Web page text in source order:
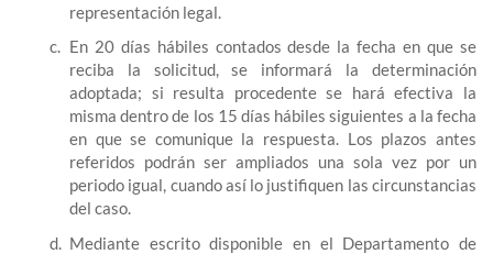
representación legal.
En 20 días hábiles contados desde la fecha en que se
reciba la solicitud, se informará la determinación
adoptada; si resulta procedente se hará efectiva la
misma dentro de los 15 días hábiles siguientes a la fecha
en que se comunique la respuesta. Los plazos antes
referidos podrán ser ampliados una sola vez por un
periodo igual, cuando así lo justifiquen las circunstancias
del caso.
Mediante escrito disponible en el Departamento de